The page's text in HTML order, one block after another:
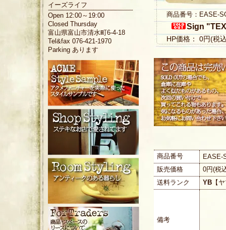
商品番号：EASE-
Sign
HP価格： 0円(税
商品番号
EASE-
販売価格
0円(税
送料ランク
YB 【
備考
イーズライフ
Open 12:00～19:00
Closed Thursday
富山県富山市清水町6-4-18
Tel&fax 076-421-1970
Parking あります